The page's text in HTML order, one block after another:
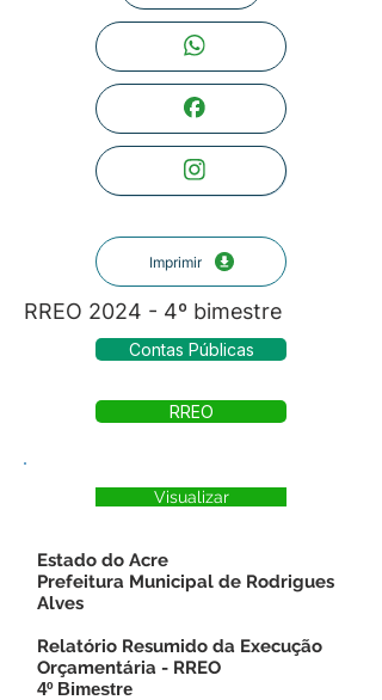
Imprimir
RREO 2024 - 4º bimestre
Contas Públicas
RREO
Visualizar
Estado do Acre
Prefeitura Municipal de Rodrigues
Alves
Relatório Resumido da Execução
Orçamentária - RREO
4º Bimestre